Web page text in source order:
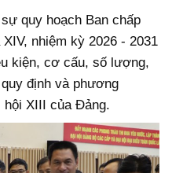
quy hoạch Ban chấp
nhiệm kỳ 2026 - 2031
kiện, cơ cấu, số lượng,
định và phương
XIII của Đảng.